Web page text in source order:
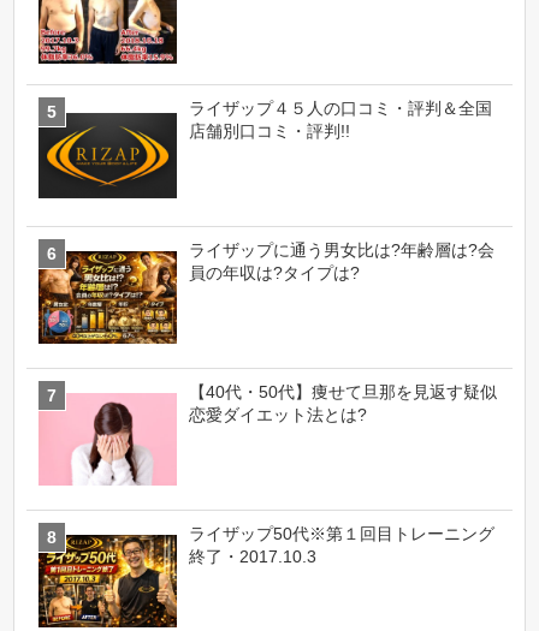
ライザップ４５人の口コミ・評判＆全国
店舗別口コミ・評判!!
ライザップに通う男女比は?年齢層は?会
員の年収は?タイプは?
【40代・50代】痩せて旦那を見返す疑似
恋愛ダイエット法とは?
ライザップ50代※第１回目トレーニング
終了・2017.10.3